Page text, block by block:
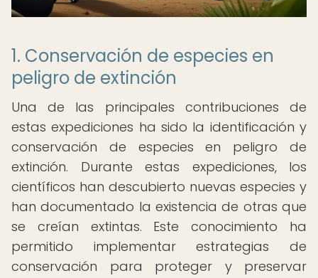
1. Conservación de especies en
peligro de extinción
Una de las principales contribuciones de
estas expediciones ha sido la identificación y
conservación de especies en peligro de
extinción. Durante estas expediciones, los
científicos han descubierto nuevas especies y
han documentado la existencia de otras que
se creían extintas. Este conocimiento ha
permitido implementar estrategias de
conservación para proteger y preservar